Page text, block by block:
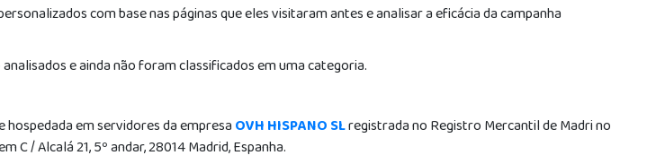
com base nas páginas que eles visitaram antes e analisar a eficácia da campanha
e ainda não foram classificados em uma categoria.
hospedada em servidores da empresaOVH HISPANO SLregistrada no Registro Mercantil de Madri no
/ Alcalá 21, 5º andar, 28014 Madrid, Espanha.